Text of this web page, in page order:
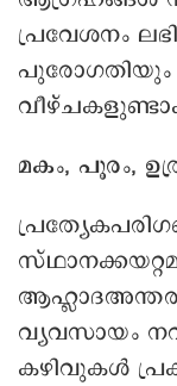
പ്രവേശനം
പുരോഗതിയും
മകം, പൂരം,
വ്യവസായം
കഴിവുകള്‍